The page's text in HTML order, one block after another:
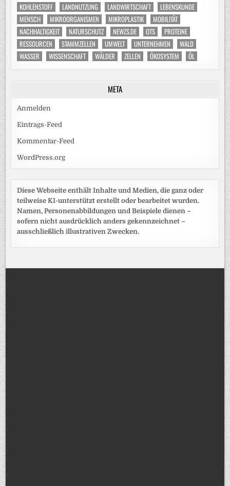
KOHLENSTOFF
LANDNUTZUNG LANDWIRTSCHAFT
LEBENSKUNDE
MENSCH
MIKROORGANISMEN MIKROPLASTIK
MOBILITÄT
NACHHALTIGKEIT
NATURSCHUTZ NEWZS.DE OTS
PROTEINE
RESSOURCEN
STAMMZELLEN UMWELT UNTERNEHMEN
WALD
WASSER
WISSENSCHAFT WÄLDER ZELLEN ÖKOSYSTEM ÖL
META
Anmelden
Eintrags-Feed
Kommentar-Feed
WordPress.org
Diese Webseite enthält Inhalte und Medien, die ganz oder
teilweise KI-unterstützt erstellt oder bearbeitet wurden.
Namen, Personenabbildungen und Beispiele dienen –
sofern nicht ausdrücklich anders gekennzeichnet –
ausschließlich illustrativen Zwecken.